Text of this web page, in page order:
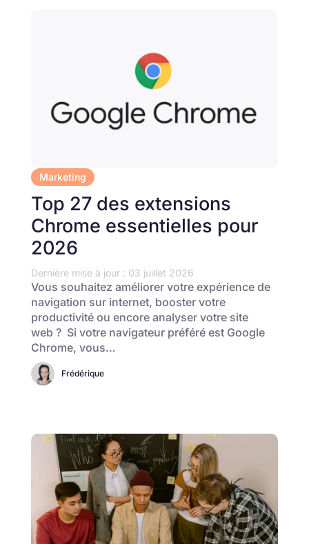
Marketing
Top 27 des extensions
Chrome essentielles pour
2026
Dernière mise à jour : 03 juillet 2026
Vous souhaitez améliorer votre expérience de
navigation sur internet, booster votre
productivité ou encore analyser votre site
web ? Si votre navigateur préféré est Google
Chrome, vous…
Frédérique